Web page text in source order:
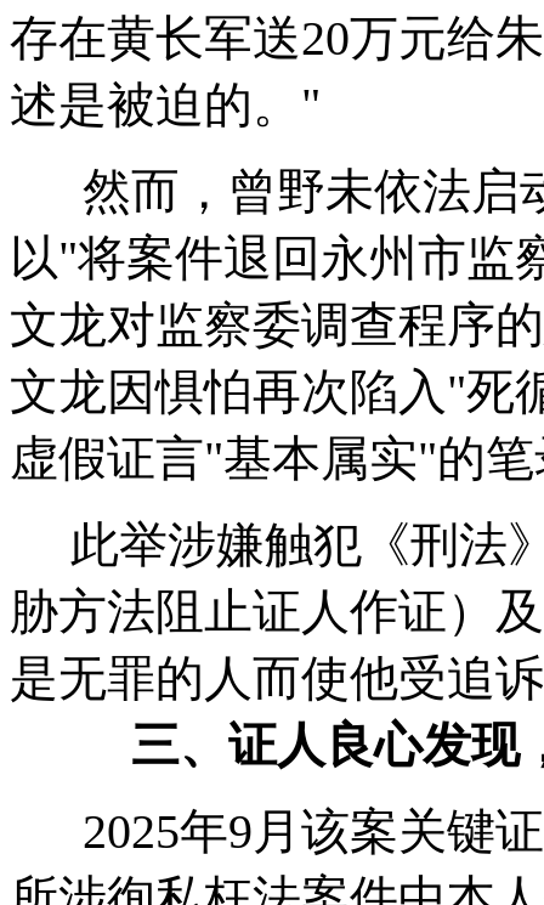
存在黄长军送20万元给
述是被迫的。"
然而，曾野未依法启
以"将案件退回永州市监
文龙对监察委调查程序
文龙因惧怕再次陷入"死
虚假证言"基本属实"的
此举涉嫌触犯《刑法
胁方法阻止证人作证）
是无罪的人而使他受追
三、证人良心发现
2025年9月该案关键